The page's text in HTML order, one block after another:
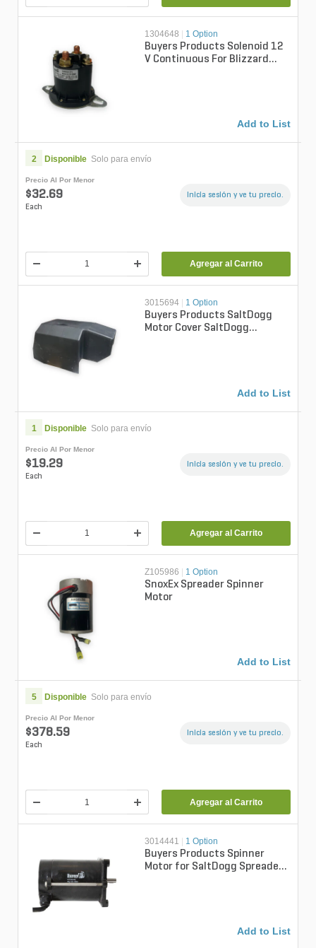
1304648 | 1 Option
Buyers Products Solenoid 12
V Continuous For Blizzard
Add to List
2 Disponible Solo para envío
Precio Al Por Menor
$32.69
Each
Inicia sesión y ve tu precio.
Agregar al Carrito
3015694 1 Option
Buyers Products SaltDogg
Motor Cover SaltDogg
Add to List
1 Disponible Solo para envío
Precio Al Por Menor
$19.29
Each
Inicia sesión y ve tu precio.
Agregar al Carrito
Z105986 1 Option
SnoxEx Spreader Spinner
Motor
Add to List
5 Disponible Solo para envío
Precio Al Por Menor
$378.59
Each
Inicia sesión y ve tu precio.
Agregar al Carrito
3014441 | 1 Option
Buyers Products Spinner
Motor for SaltDogg Spreader
Add to List